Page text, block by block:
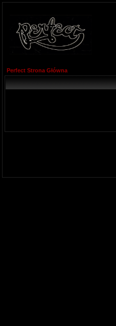
Perfect Strona Główna